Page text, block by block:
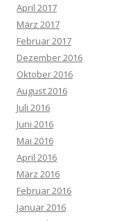
April 2017
März 2017
Februar 2017
Dezember 2016
Oktober 2016
August 2016
Juli 2016
Juni 2016
Mai 2016
April 2016
März 2016
Februar 2016
Januar 2016